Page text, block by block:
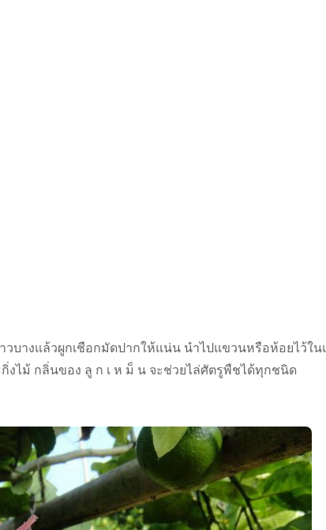
วบางแล้วผูกเชือกมัดปากให้แน่น นำไปแขวนหรือห้อยไว้ใ
งไม้ กลิ่นของ ลู ก เ ห ม็ น จะช่วยไล่ศัตรูพืชได้ทุกชนิด